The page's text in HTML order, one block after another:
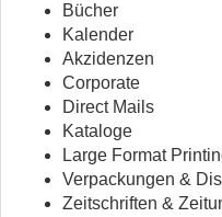
Bücher
Kalender
Akzidenzen
Corporate
Direct Mails
Kataloge
Large Format
Verpackungen &
Zeitschriften &